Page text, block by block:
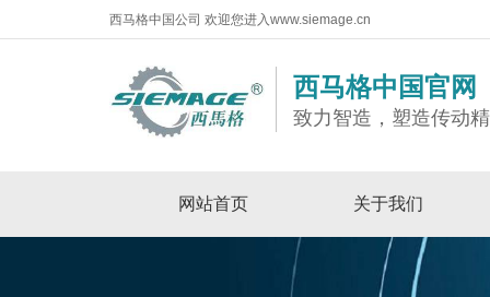
西马格中国公司 欢迎您进入www.siemage.cn
西马格中国官网
致力智造，塑造传动
网站首页 关于我们